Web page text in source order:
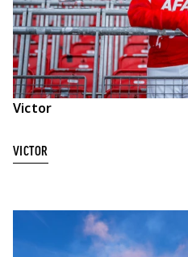
Victor
VICTOR